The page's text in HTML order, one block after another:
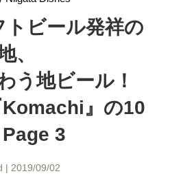
トビール発祥の
、
う地ビール！
』の10
3
| 2019/09/02